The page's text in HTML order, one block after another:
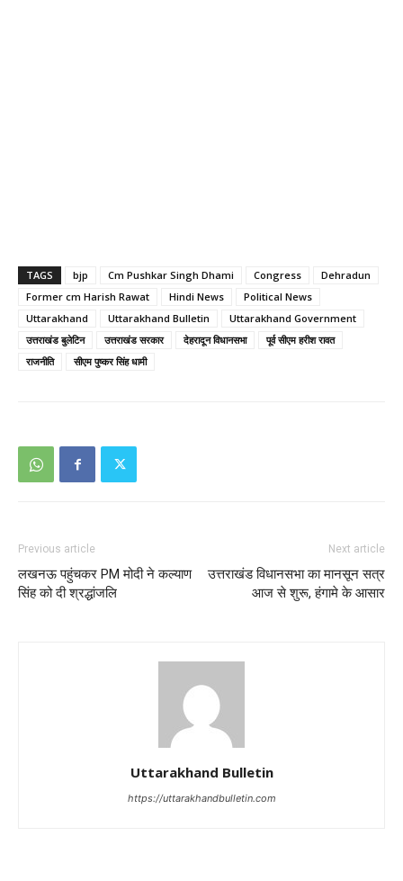
TAGS bjp Cm Pushkar Singh Dhami Congress
Dehradun
Former cm Harish Rawat
Hindi News
Political News
Uttarakhand
Uttarakhand Bulletin
Uttarakhand Government
उत्तराखंड बुलेटिन
उत्तराखंड सरकार देहरादून विधानसभा
पूर्व सीएम हरीश रावत
राजनीति
सीएम पुष्कर सिंह धामी
Previous article
लखनऊ पहुंचकर PM मोदी ने कल्याण
सिंह को दी श्रद्धांजलि
Next article
उत्तराखंड विधानसभा का मानसून सत्र
आज से शुरू, हंगामे के आसार
Uttarakhand Bulletin
https://uttarakhandbulletin.com